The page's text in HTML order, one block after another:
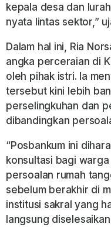
kepala desa dan
nyata lintas sektor,”
Dalam hal ini, Ria
angka perceraian di
oleh pihak istri. Ia
tersebut kini lebih
perselingkuhan dan
dibandingkan
“Posbankum ini
konsultasi bagi
persoalan rumah
sebelum berakhir di
institusi sakral yang
langsung